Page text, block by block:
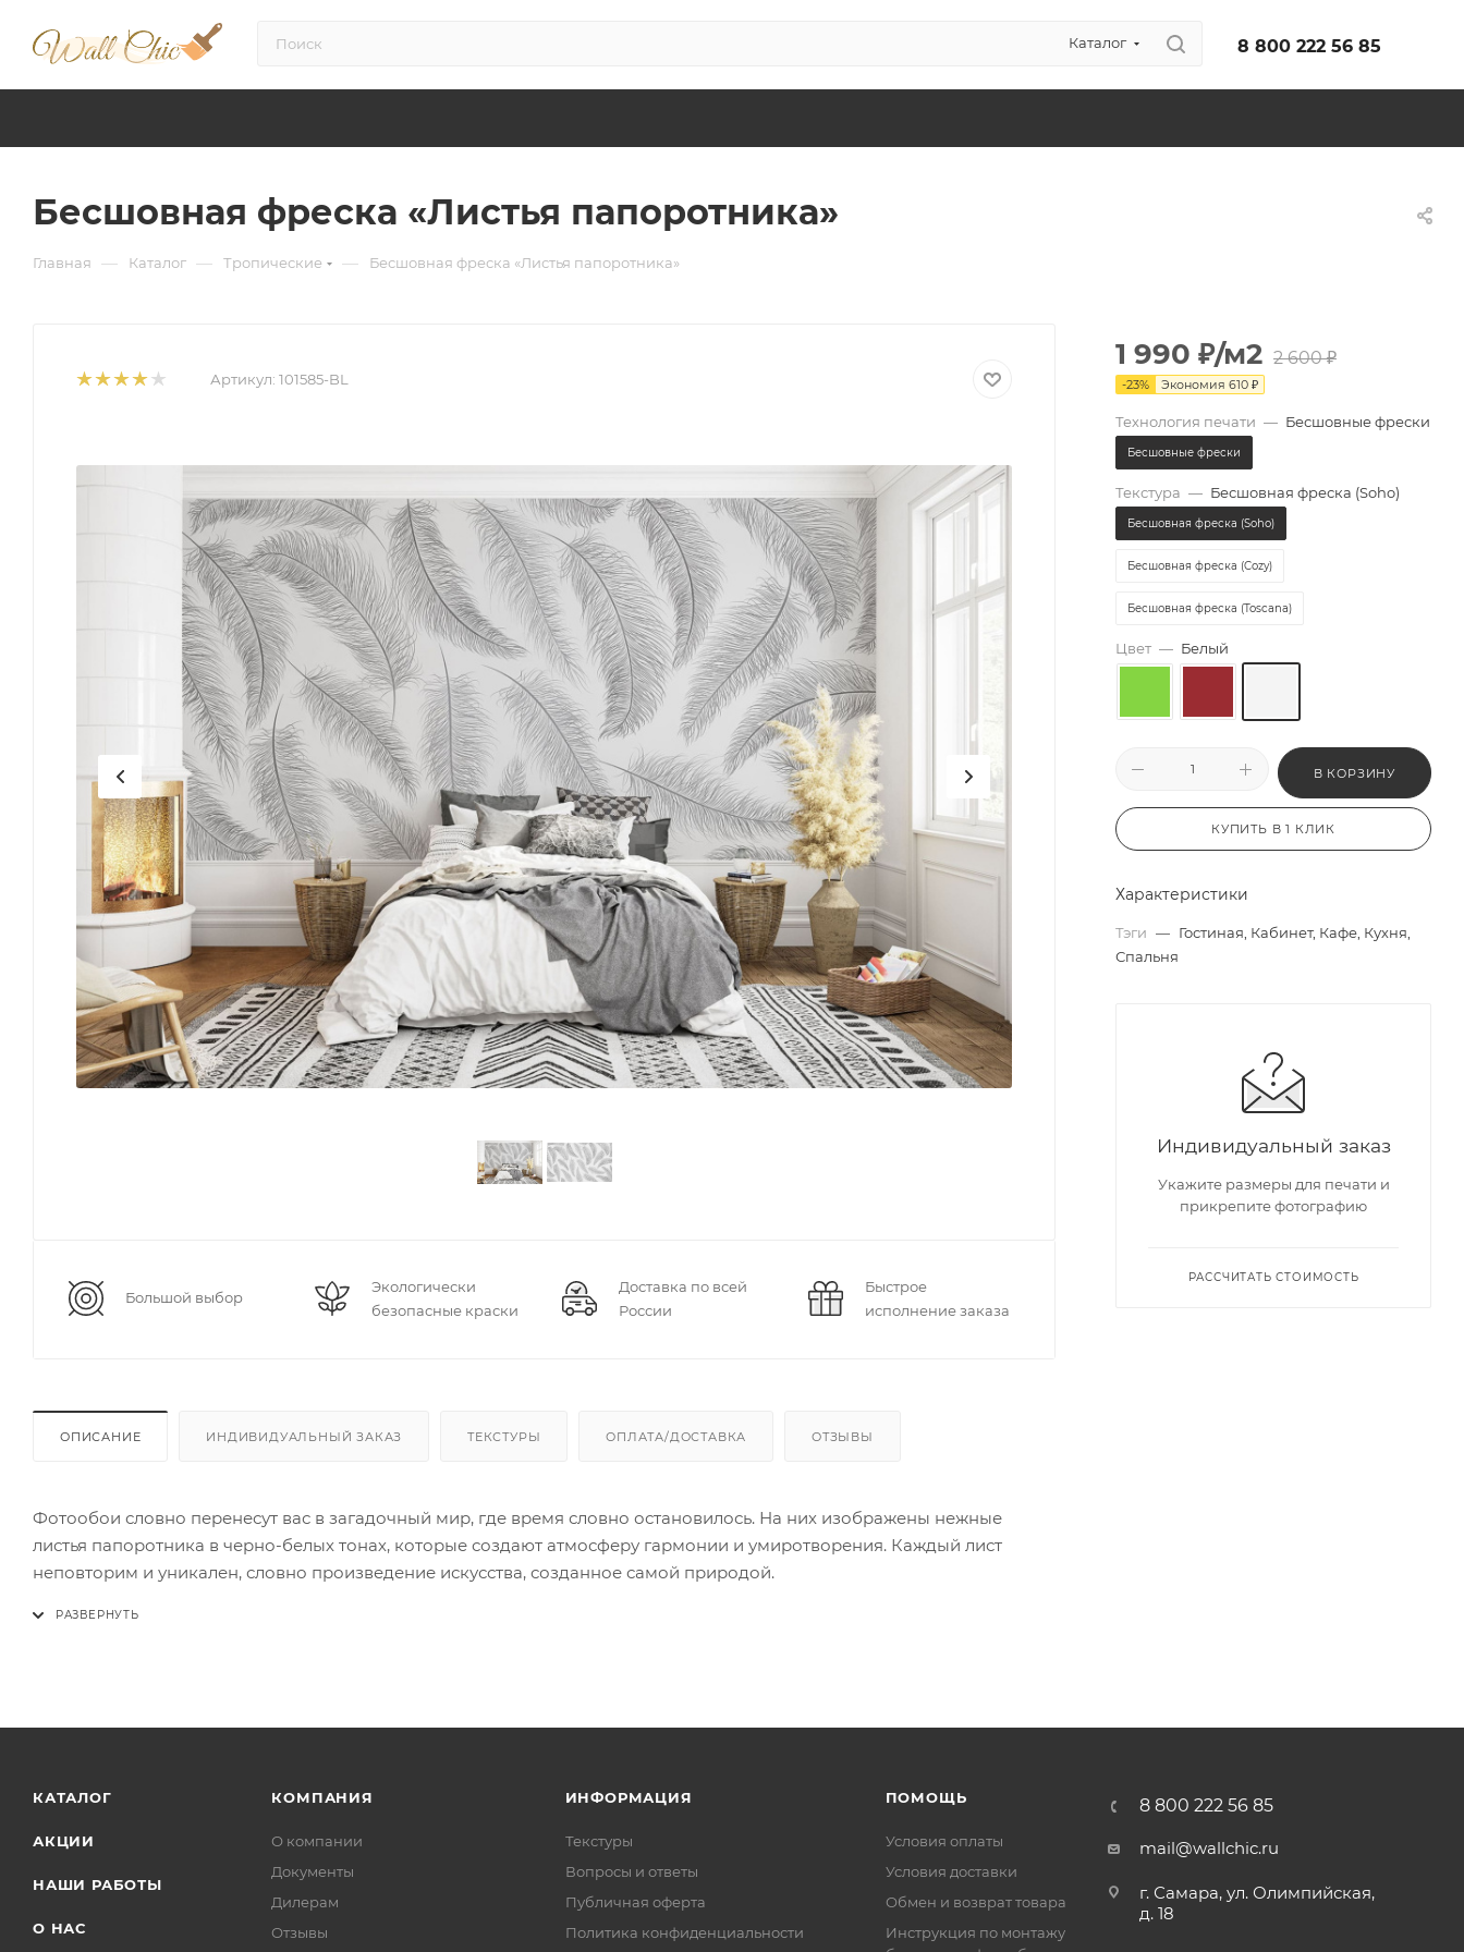
Каталог 8 800 222 56 85
Бесшовная фреска «Листья папоротника»
Главная — Каталог — Тропические — Бесшовная фреска «Листья папоротника»
Артикул: 101585-BL
Большой выбор
Экологически
безопасные краски
Доставка по всей
России
Быстрое
исполнение заказа
ОПИСАНИЕ ИНДИВИДУАЛЬНЫЙ ЗАКАЗ ТЕКСТУРЫ ОПЛАТА/ДОСТАВКА ОТЗЫВЫ
Фотообои словно перенесут вас в загадочный мир, где время словно остановилось. На них изображены нежные
листья папоротника в черно-белых тонах, которые создают атмосферу гармонии и умиротворения. Каждый лист
неповторим и уникален, словно произведение искусства, созданное самой природой.
1 990 ₽/м2 2 600₽
-23% Экономия 610 ₽
Технология печати — Бесшовные фрески
Бесшовные фрески
Текстура — Бесшовная фреска (Soho)
Бесшовная фреска (Soho)
Бесшовная фреска (Cozy)
Бесшовная фреска (Toscana)
Цвет — Белый
В КОРЗИНУ
КУПИТЬ В 1 КЛИК
Характеристики
Тэги — Гостиная, Кабинет, Кафе, Кухня,
Спальня
Индивидуальный заказ
Укажите размеры для печати и
прикрепите фотографию
РАССЧИТАТЬ СТОИМОСТЬ
КАТАЛОГ
АКЦИИ
НАШИ РАБОТЫ
О НАС
КОМПАНИЯ
О компании
Документы
Дилерам
Отзывы
ИНФОРМАЦИЯ
Текстуры
Вопросы и ответы
Публичная оферта
Политика конфиденциальности
ПОМОЩЬ
Условия оплаты
Условия доставки
Обмен и возврат товара
Инструкция по монтажу
8 800 222 56 85
mail@wallchic.ru
г. Самара, ул. Олимпийская,
д. 18